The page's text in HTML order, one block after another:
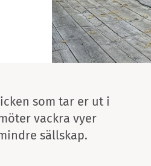
som tar er ut i
vackra vyer
sällskap.